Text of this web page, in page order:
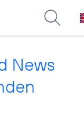
News